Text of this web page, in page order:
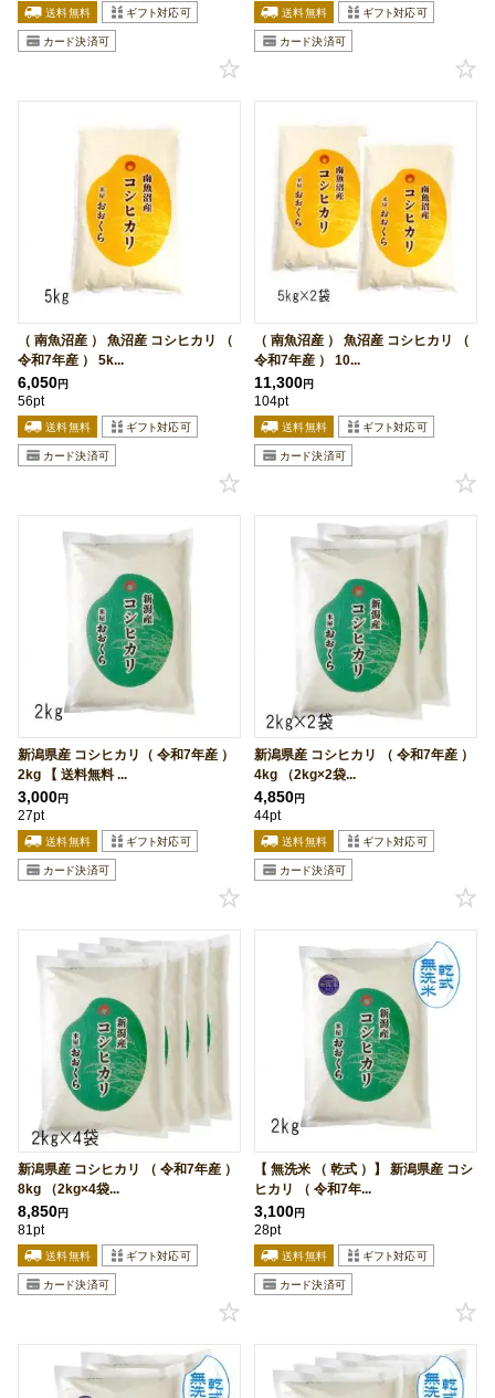
（ 南魚沼産 ） 魚沼産 コシヒカリ （
令和7年産 ） 5k...
6,050円
56pt
（ 南魚沼産 ） 魚沼産 コシヒカリ （
令和7年産 ） 10...
11,300円
104pt
新潟県産 コシヒカリ（ 令和7年産 ）
2kg 【 送料無料 ...
3,000円
27pt
新潟県産 コシヒカリ （ 令和7年産 ）
4kg （2kg×2袋...
4,850円
44pt
新潟県産 コシヒカリ （ 令和7年産 ）
8kg （2kg×4袋...
8,850円
81pt
【 無洗米 （ 乾式 ）】 新潟県産 コシ
ヒカリ （ 令和7年...
3,100円
28pt